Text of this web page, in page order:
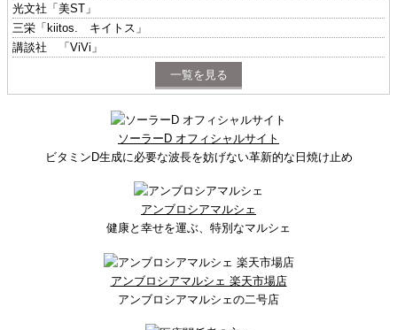
光文社「美ST」
三栄「kiitos. キイトス」
講談社 「ViVi」
一覧を見る
ソーラーD オフィシャルサイト
ビタミンD生成に必要な波長を妨げない革新的な日焼け止め
アンブロシアマルシェ
健康と幸せを運ぶ、特別なマルシェ
アンブロシアマルシェ 楽天市場店
アンブロシアマルシェの二号店